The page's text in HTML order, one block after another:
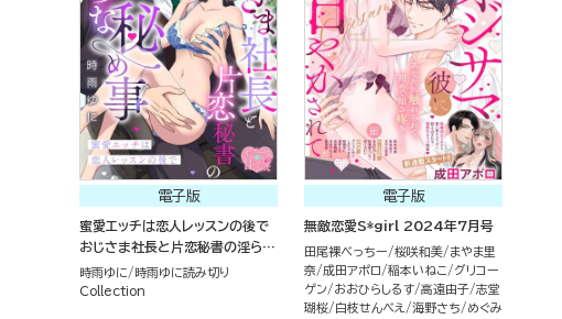
電子版
蜜愛エッチは恋人レッスンの後で
おじさま社長と片恋秘書の淫らな
秘め事（単話版）
時雨ゆに
時雨ゆに読み切り
Collection
電子版
無敵恋愛S*girl 2024年7月号
田尾裸べっちー 桜咲和美
まやま里
奈
成田アポロ 稲本いねこ
グリコー
ゲン
おおひらしるす 高遠由子 志堂
瑚桜
白枝せんべえ 海野さち
めぐみ